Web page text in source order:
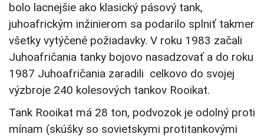
bolo lacnejšie ako klasický pásový tank,
juhoafrickým inžinierom sa podarilo splniť takmer
všetky vytýčené požiadavky. V roku 1983 začali
Juhoafričania tanky bojovo nasadzovať a do roku
1987 Juhoafričania zaradili celkovo do svojej
výzbroje 240 kolesových tankov Rooikat.
Tank Rooikat má 28 ton, podvozok je odolný proti
mínam (skúšky so sovietskymi protitankovými